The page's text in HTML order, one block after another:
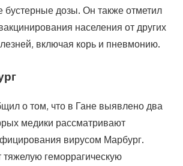
бустерные дозы. Он также отметил
населения от других
включая корь и пневмонию.
о том, что в Гане выявлено два
медики рассматривают
вирусом Марбург.
геморрагическую